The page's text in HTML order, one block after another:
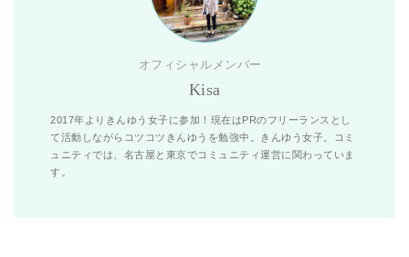
オフィシャルメンバー
Kisa
2017年よりきんゆう女子に参加！現在はPRのフリーランスとし
て活動しながらコツコツきんゆうを勉強中。きんゆう女子。コミ
ュニティでは、名古屋と東京でコミュニティ運営に関わっていま
す。